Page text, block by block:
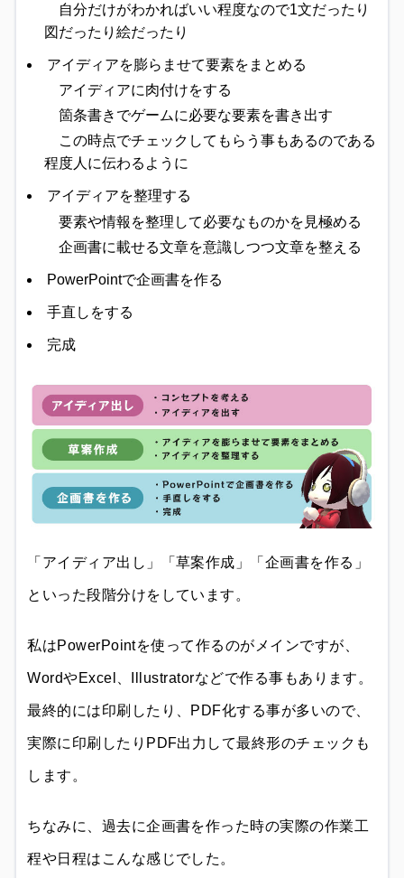
自分だけがわかればいい程度なので1文だったり
図だったり絵だったり
アイディアを膨らませて要素をまとめる
アイディアに肉付けをする
箇条書きでゲームに必要な要素を書き出す
この時点でチェックしてもらう事もあるのである
程度人に伝わるように
アイディアを整理する
要素や情報を整理して必要なものかを見極める
企画書に載せる文章を意識しつつ文章を整える
PowerPointで企画書を作る
手直しをする
完成
「アイディア出し」「草案作成」「企画書を作る」
といった段階分けをしています。
私はPowerPointを使って作るのがメインですが、
WordやExcel、Illustratorなどで作る事もあります。
最終的には印刷したり、PDF化する事が多いので、
実際に印刷したりPDF出力して最終形のチェックも
します。
ちなみに、過去に企画書を作った時の実際の作業工
程や日程はこんな感じでした。